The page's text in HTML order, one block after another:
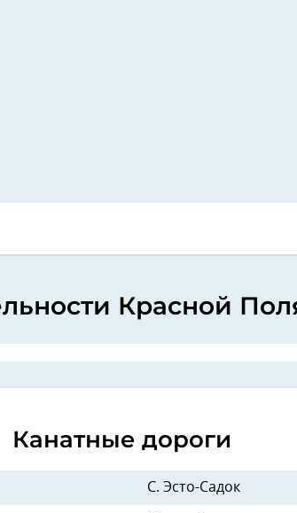
Красной
Канатные дороги
С. Эсто-Садок